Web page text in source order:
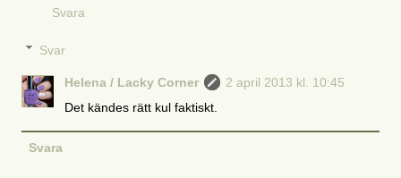
Svara
Svar
Helena / Lacky Corner
2 april 2013 kl. 10:45
Det kändes rätt kul faktiskt.
Svara